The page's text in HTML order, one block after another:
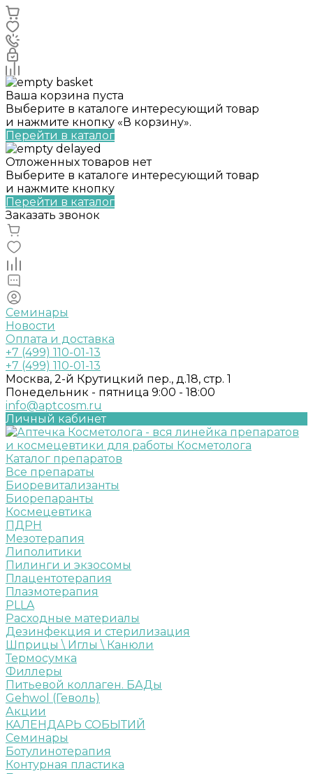
Ваша корзина пуста
Выберите в каталоге интересующий товар
и нажмите кнопку «В корзину».
Перейти в каталог
Отложенных товаров нет
Выберите в каталоге интересующий товар
и нажмите кнопку
Перейти в каталог
Заказать звонок
Семинары
Новости
Оплата и доставка
+7 (499) 110-01-13
+7 (499) 110-01-13
Москва, 2-й Крутицкий пер., д.18, стр. 1
Понедельник - пятница 9:00 - 18:00
info@aptcosm.ru
Личный кабинет
Каталог препаратов
Все препараты
Биоревитализанты
Биорепаранты
Космецевтика
ПДРН
Мезотерапия
Липолитики
Пилинги и экзосомы
Плацентотерапия
Плазмотерапия
PLLA
Расходные материалы
Дезинфекция и стерилизация
Шприцы \ Иглы \ Канюли
Термосумка
Филлеры
Питьевой коллаген. БАДы
Gehwol (Геволь)
Акции
КАЛЕНДАРЬ СОБЫТИЙ
Семинары
Ботулинотерапия
Контурная пластика